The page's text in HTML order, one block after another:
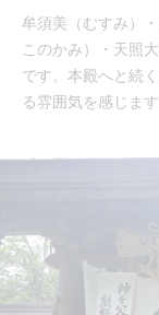
牟須美（むすみ）
このかみ）・天照
です。本殿へと続
る雰囲気を感じます